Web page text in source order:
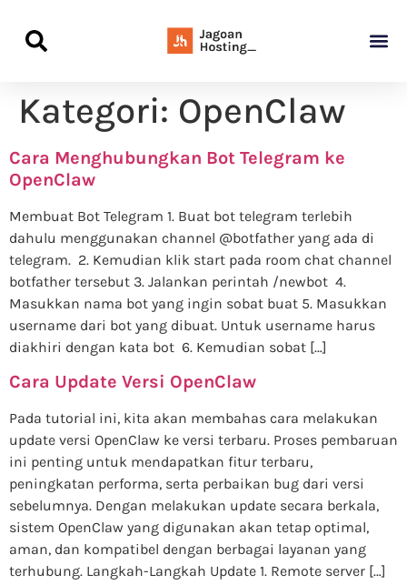
Kategori: OpenClaw
Cara Menghubungkan Bot Telegram ke
OpenClaw
Membuat Bot Telegram 1. Buat bot telegram terlebih
dahulu menggunakan channel @botfather yang ada di
telegram. 2. Kemudian klik start pada room chat channel
botfather tersebut 3. Jalankan perintah /newbot 4.
Masukkan nama bot yang ingin sobat buat 5. Masukkan
username dari bot yang dibuat. Untuk username harus
diakhiri dengan kata bot 6. Kemudian sobat […]
Cara Update Versi OpenClaw
Pada tutorial ini, kita akan membahas cara melakukan
update versi OpenClaw ke versi terbaru. Proses pembaruan
ini penting untuk mendapatkan fitur terbaru,
peningkatan performa, serta perbaikan bug dari versi
sebelumnya. Dengan melakukan update secara berkala,
sistem OpenClaw yang digunakan akan tetap optimal,
aman, dan kompatibel dengan berbagai layanan yang
terhubung. Langkah-Langkah Update 1. Remote server […]